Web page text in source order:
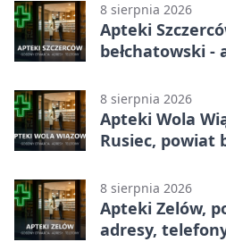
8 sierpnia 2026
Apteki
bełchatowski -
8 sierpnia 2026
Apteki Wola
Rusiec, powiat
8 sierpnia 2026
Apteki Zelów,
adresy,